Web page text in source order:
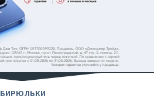
БИРЮЛЬКИ